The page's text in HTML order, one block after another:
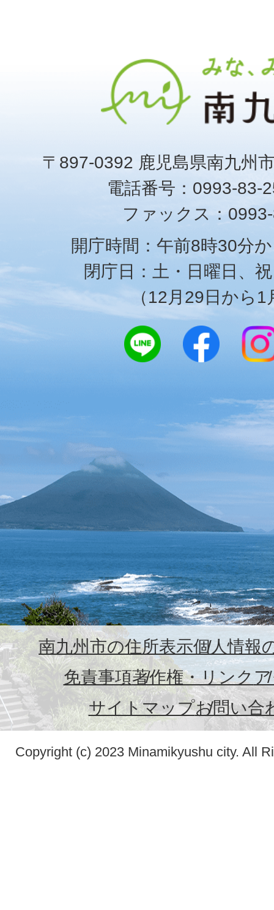
〒897-0392 鹿児島県南九州
電話番号：0993-83-
ファックス：
開庁時間：午前8時30分
閉庁日：土・日曜日、
（12月29日から1
南九州市の住所表示個人情報
免責事項著作権・リンク
サイトマップお問い合
Copyright (c) 2023 Minamikyushu city. All